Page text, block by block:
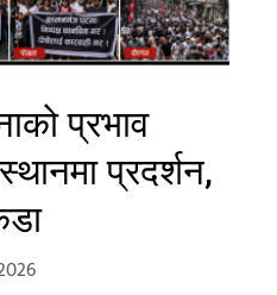
प्रभाव
प्रदर्शन,